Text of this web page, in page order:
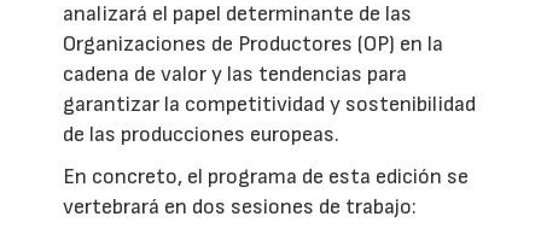
analizará el papel determinante de las
Organizaciones de Productores (OP) en la
cadena de valor y las tendencias para
garantizar la competitividad y sostenibilidad
de las producciones europeas.
En concreto, el programa de esta edición se
vertebrará en dos sesiones de trabajo: